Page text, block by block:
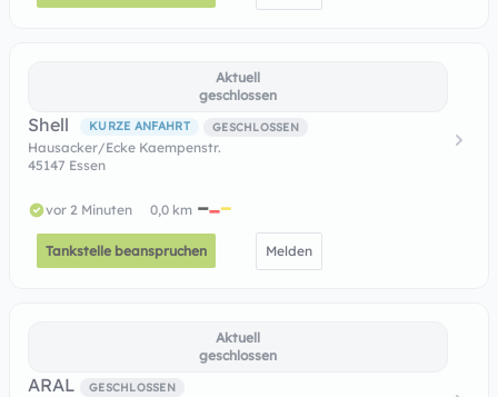
Aktuell
geschlossen
Shell KURZE ANFAHRT GESCHLOSSEN
Hausacker/Ecke Kaempenstr.
45147 Essen
vor 2 Minuten 0,0 km
Tankstelle beanspruchen Melden
Aktuell
geschlossen
ARAL GESCHLOSSEN